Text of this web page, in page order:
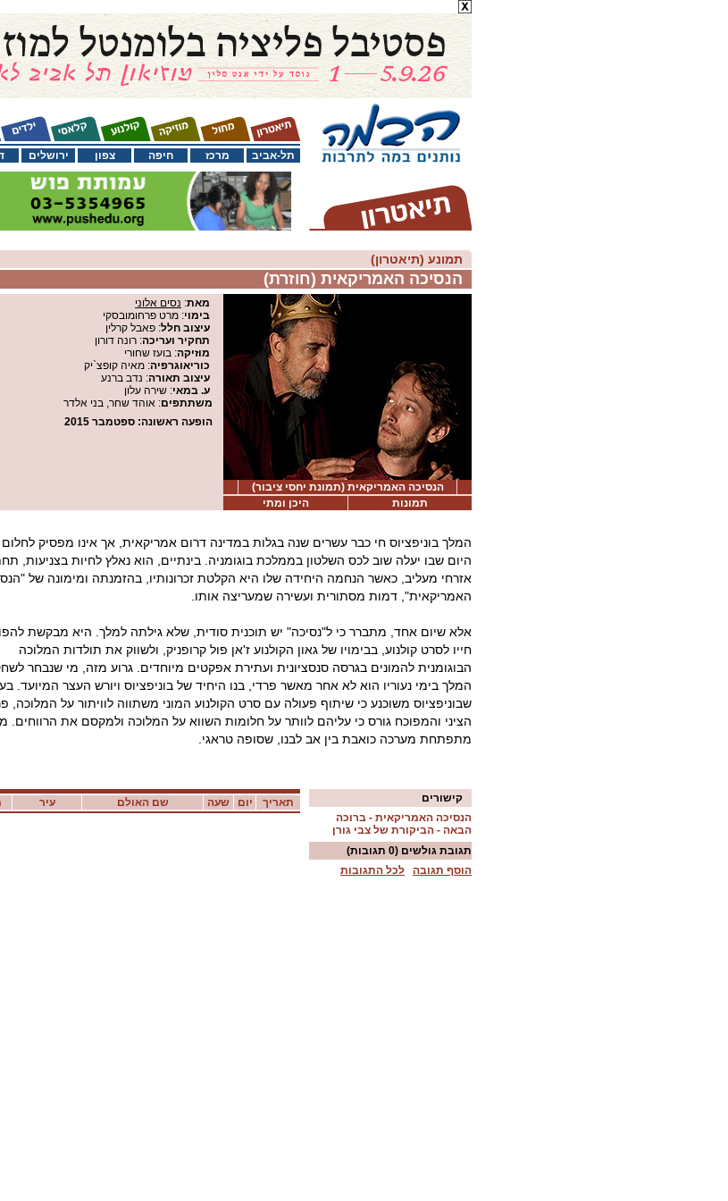
ירושלים צפון חיפה מרכז תל-אביב
תמונע (תיאטרון)
הנסיכה האמריקאית (חוזרת)
מאת: נסים אלוני
בימוי: מרט פרחומובסקי
עיצוב חלל: פאבל קרלין
תחקיר ועריכה: רונה דורון
מוזיקה: בועז שחורי
כוריאוגרפיה: מאיה קופצ`יק
עיצוב תאורה: נדב ברנע
ע. במאי: שירה עלון
משתתפים: אוהד שחר, בני אלדר
הופעה ראשונה: ספטמבר 2015
הנסיכה האמריקאית (תמונת יחסי ציבור)
תמונות
היכן ומתי
המלך בוניפציוס חי כבר עשרים שנה בגלות במדינה דרום אמריקאית, אך אינו מפסיק
היום שבו יעלה שוב לכס השלטון בממלכת בוגומניה. בינתיים, הוא נאלץ לחיות בצניעות,
אזרחי מעליב, כאשר הנחמה היחידה שלו היא הקלטת זכרונותיו, בהזמנתה ומימונה של
האמריקאית", דמות מסתורית ועשירה שמעריצה אותו.
אלא שיום אחד, מתברר כי ל"נסיכה" יש תוכנית סודית, שלא גילתה למלך. היא מבקשת
חייו לסרט קולנוע, בבימויו של גאון הקולנוע ז'אן פול קרופניק, ולשווק את תולדות המלוכה
הבוגומנית להמונים בגרסה סנסציונית ועתירת אפקטים מיוחדים. גרוע מזה, מי שנבחר
המלך בימי נעוריו הוא לא אחר מאשר פרדי, בנו היחיד של בוניפציוס ויורש העצר המיועד.
שבוניפציוס משוכנע כי שיתוף פעולה עם סרט הקולנוע המוני משתווה לוויתור על המלוכה,
הציני והמפוכח גורס כי עליהם לוותר על חלומות השווא על המלוכה ולמקסם את הרווחים.
מתפתחת מערכה כואבת בין אב לבנו, שסופה טראגי.
עיר שם האולם שעה יום תאריך
קישורים
הנסיכה האמריקאית - ברוכה
הבאה - הביקורת של צבי גורן
תגובת גולשים (0 תגובות)
הוסף תגובה
לכל התגובות